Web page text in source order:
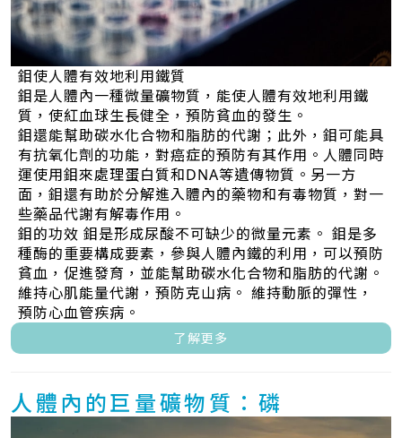
鉬使人體有效地利用鐵質
鉬是人體內一種微量礦物質，能使人體有效地利用鐵
質，使紅血球生長健全，預防貧血的發生。
鉬還能幫助碳水化合物和脂肪的代謝；此外，鉬可能具
有抗氧化劑的功能，對癌症的預防有其作用。人體同時
運使用鉬來處理蛋白質和DNA等遺傳物質。另一方
面，鉬還有助於分解進入體內的藥物和有毒物質，對一
些藥品代謝有解毒作用。
鉬的功效 鉬是形成尿酸不可缺少的微量元素。 鉬是多
種酶的重要構成要素，參與人體內鐵的利用，可以預防
貧血，促進發育，並能幫助碳水化合物和脂肪的代謝。
維持心肌能量代謝，預防克山病。 維持動脈的彈性，
預防心血管疾病。
了解更多
人體內的巨量礦物質：磷